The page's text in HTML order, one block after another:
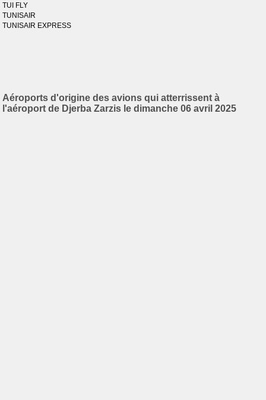
TUI FLY
TUNISAIR
TUNISAIR EXPRESS
Aéroports d'origine des avions qui atterrissent à
l'aéroport de Djerba Zarzis le dimanche 06 avril 2025